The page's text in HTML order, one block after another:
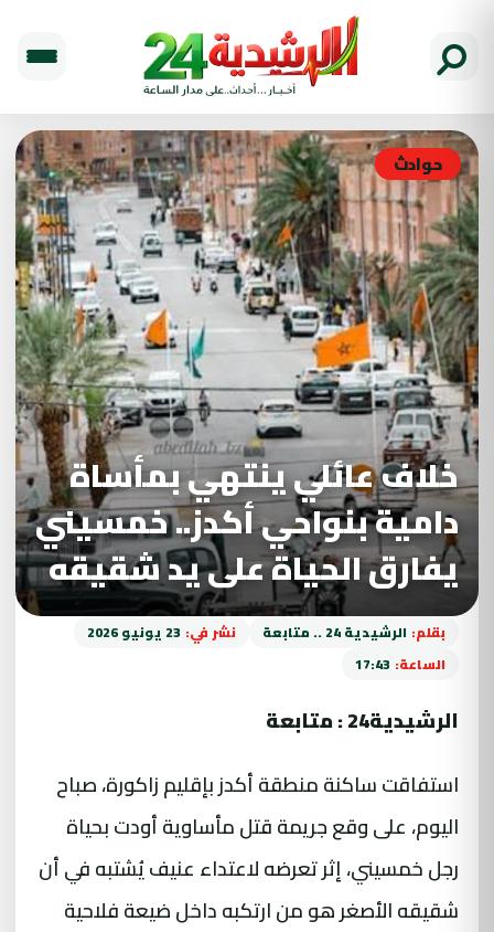
حوادث
خلاف عائلي ينتهي بمأساة
دامية بنواحي أكدز.. خمسيني
يفارق الحياة على يد شقيقه
بقلم: الرشيدية 24 .. متابعة نشر في: 23 يونيو 2026
الساعة: 17:43
الرشيدية24 : متابعة
استفاقت ساكنة منطقة أكدز بإقليم زاكورة، صباح
اليوم، على وقع جريمة قتل مأساوية أودت بحياة
رجل خمسيني، إثر تعرضه لاعتداء عنيف يُشتبه في أن
شقيقه الأصغر هو من ارتكبه داخل ضيعة فلاحية